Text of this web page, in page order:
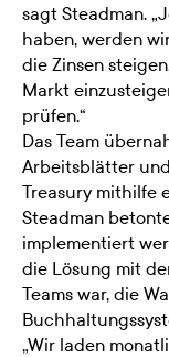
sagt Steadman.
haben, werden
die Zinsen
Markt
prüfen.“
Das Team
Arbeitsblätter
Treasury mithilfe
Steadman
implementiert
die Lösung mit
Teams war, die
„Wir laden